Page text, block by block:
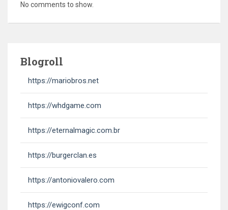
No comments to show.
Blogroll
https://mariobros.net
https://whdgame.com
https://eternalmagic.com.br
https://burgerclan.es
https://antoniovalero.com
https://ewigconf.com